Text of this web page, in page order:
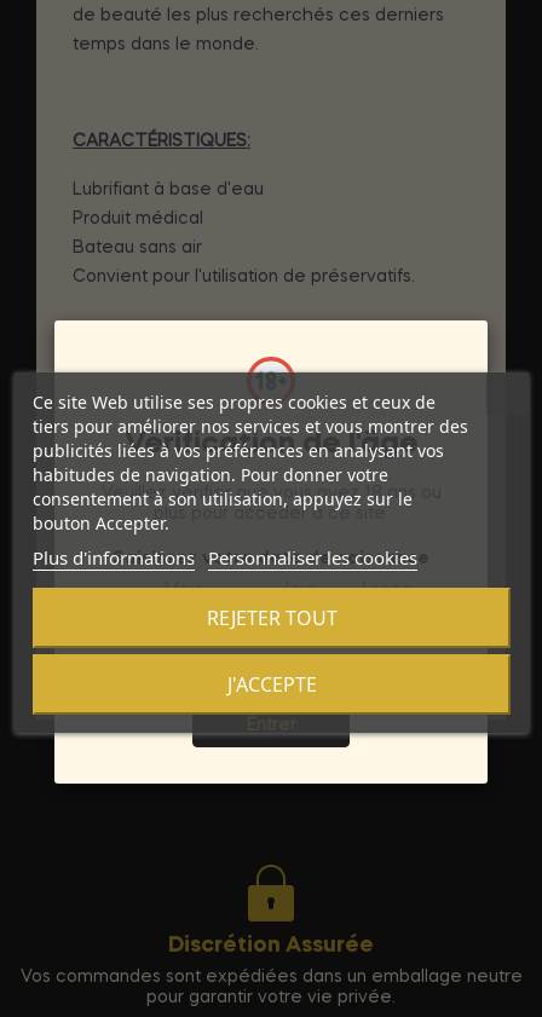
de beauté les plus recherchés ces derniers
temps dans le monde.
CARACTÉRISTIQUES:
Lubrifiant à base d'eau
Produit médical
Bateau sans air
Convient pour l'utilisation de préservatifs.
Contenu: 100 ml
Flacon: Hauteur 14 cm / Diamètre 4 cm
Poids : 135 grammes
DÉTAILS DU PRODUIT
Marque AMOREANE
Références spécifiques
Discrétion Assurée
Vos commandes sont expédiées dans un emballage neutre
pour garantir votre vie privée.
Ce site Web utilise ses propres cookies et ceux de
tiers pour améliorer nos services et vous montrer des
publicités liées à vos préférences en analysant vos
habitudes de navigation. Pour donner votre
consentement à son utilisation, appuyez sur le
bouton Accepter.
Plus d'informations Personnaliser les cookies
REJETER TOUT
J'ACCEPTE
Vérification de l'âge
Veuillez vérifier que vous avez 18 ans ou
plus pour accéder à ce site.
Saisissez votre date de naissance
Mois
Jour Année
Sortie